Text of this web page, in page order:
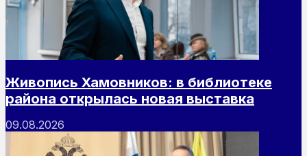
Живопись Хамовников: в библиотеке
района открылась новая выставка
09.08.2026